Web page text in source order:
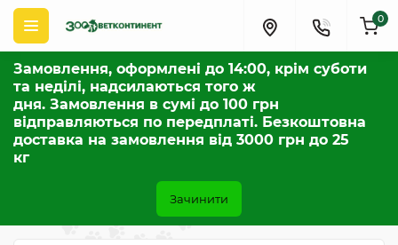
Замовлення, оформлені до 14:00, крім суботи
та неділі, надсилаються того ж
дня. Замовлення в сумі до 100 грн
відправляються по передплаті. Безкоштовна
доставка на замовлення від 3000 грн до 25
кг
Зачинити
0